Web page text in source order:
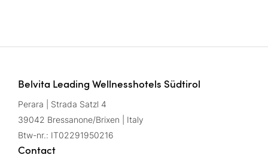
Belvita Leading Wellnesshotels Südtirol
Perara | Strada Satzl 4
39042 Bressanone/Brixen | Italy
Btw-nr.: IT02291950216
Contact